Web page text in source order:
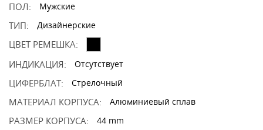
ПОЛ: Мужские
ТИП: Дизайнерские
ЦВЕТ РЕМЕШКА:
ИНДИКАЦИЯ:
Отсутствует
ЦИФЕРБЛАТ: Стрелочный
МАТЕРИАЛ КОРПУСА: Алюминиевый сплав
РАЗМЕР КОРПУСА: 44 mm